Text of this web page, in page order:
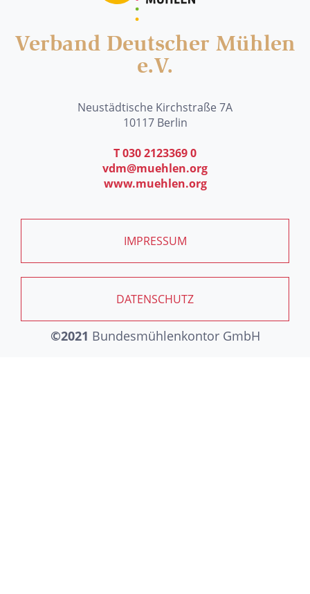
Verband Deutscher Mühlen
e.V.
Neustädtische Kirchstraße 7A
10117 Berlin
T 030 2123369 0
vdm@muehlen.org
www.muehlen.org
IMPRESSUM
DATENSCHUTZ
©2021 Bundesmühlenkontor GmbH